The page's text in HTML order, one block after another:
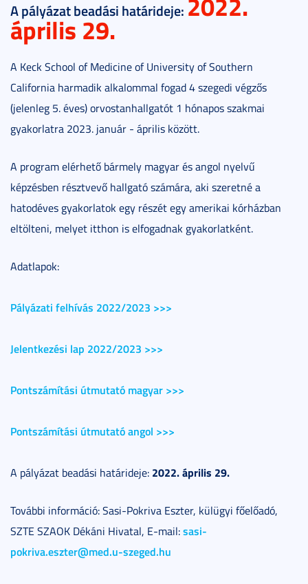
A pályázat beadási határideje:
április 29.
A Keck School of Medicine of University of Southern
California harmadik alkalommal fogad 4 szegedi végzős
(jelenleg 5. éves) orvostanhallgatót 1 hónapos szakmai
gyakorlatra 2023. január - április között.
A program elérhető bármely magyar és angol nyelvű
képzésben résztvevő hallgató számára, aki szeretné a
hatodéves gyakorlatok egy részét egy amerikai kórházban
eltölteni, melyet itthon is elfogadnak gyakorlatként.
Adatlapok:
Pályázati felhívás 2022/2023 >>>
Jelentkezési lap 2022/2023 >>>
Pontszámítási útmutató magyar >>>
Pontszámítási útmutató angol >>>
A pályázat beadási határideje: 2022. április 29.
További információ: Sasi-Pokriva Eszter, külügyi főelőadó,
SZTE SZAOK Dékáni Hivatal, E-mail:sasi-
pokriva.eszter@med.u-szeged.hu